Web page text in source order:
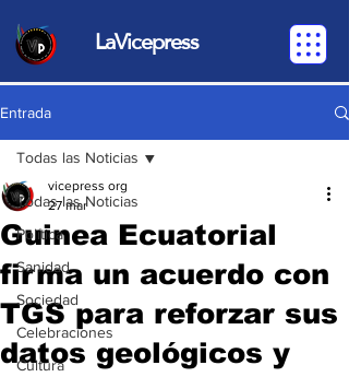
LaVicepress
Entrada
Todas las Noticias
Política
Sanidad
Sociedad
Celebraciones
Cultura
Todas las Noticias
Guinea Ecuatorial
firma un acuerdo con
TGS para reforzar sus
datos geológicos y
vicepress org
27 mar